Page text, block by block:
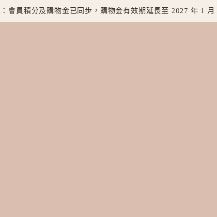
：會員積分及購物金已同步，購物金有效期延長至 2027 年